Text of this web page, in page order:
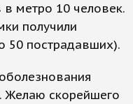
в метро 10 человек.
получили
50 пострадавших).
Желаю скорейшего